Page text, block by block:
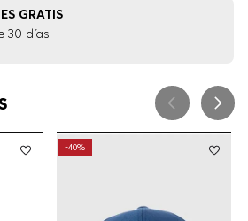
GRATIS
30 días
-40%